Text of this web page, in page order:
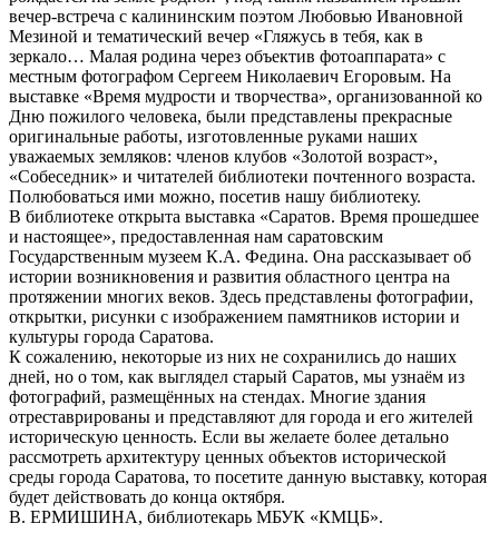
вечер-встреча с калининским поэтом Любовью Ивановной
Мезиной и тематический вечер «Гляжусь в тебя, как в
зеркало… Малая родина через объектив фотоаппарата» с
местным фотографом Сергеем Николаевич Егоровым. На
выставке «Время мудрости и творчества», организованной ко
Дню пожилого человека, были представлены прекрасные
оригинальные работы, изготовленные руками наших
уважаемых земляков: членов клубов «Золотой возраст»,
«Собеседник» и читателей библиотеки почтенного возраста.
Полюбоваться ими можно, посетив нашу библиотеку.
В библиотеке открыта выставка «Саратов. Время прошедшее
и настоящее», предоставленная нам саратовским
Государственным музеем К.А. Федина. Она рассказывает об
истории возникновения и развития областного центра на
протяжении многих веков. Здесь представлены фотографии,
открытки, рисунки с изображением памятников истории и
культуры города Саратова.
К сожалению, некоторые из них не сохранились до наших
дней, но о том, как выглядел старый Саратов, мы узнаём из
фотографий, размещённых на стендах. Многие здания
отреставрированы и представляют для города и его жителей
историческую ценность. Если вы желаете более детально
рассмотреть архитектуру ценных объектов исторической
среды города Саратова, то посетите данную выставку, которая
будет действовать до конца октября.
В. ЕРМИШИНА, библиотекарь МБУК «КМЦБ».